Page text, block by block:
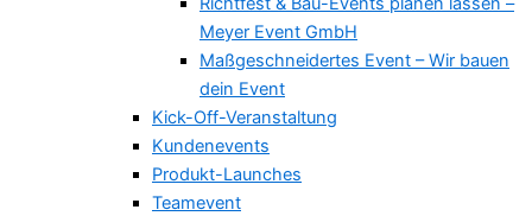
Meyer Event GmbH
Maßgeschneidertes Event – Wir bauen
dein Event
Kick-Off-Veranstaltung
Kundenevents
Produkt-Launches
Teamevent